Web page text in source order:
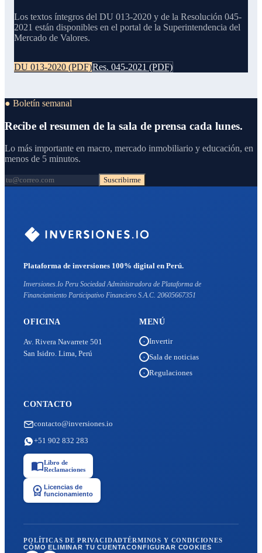
Los textos íntegros del DU 013-2020 y de la Resolución 045-
2021 están disponibles en el portal de la Superintendencia del
Mercado de Valores.
DU 013-2020 (PDF)Res. 045-2021 (PDF)
● Boletín semanal
Recibe el resumen de la sala de prensa cada lunes.
Lo más importante en macro, mercado inmobiliario y educación, en
menos de 5 minutos.
Suscribirme
Plataforma de inversiones 100% digital en Perú.
Inversiones.Io Peru Sociedad Administradora de Plataforma de
Financiamiento Participativo Financiero S.A.C. 20605667351
OFICINA
Av. Rivera Navarrete 501
San Isidro. Lima, Perú
MENÚ
› Invertir
› Sala de noticias
› Regulaciones
CONTACTO
contacto@inversiones.io
+51 902 832 283
Libro de
Reclamaciones
Licencias de
funcionamiento
POLÍTICAS DE PRIVACIDADTÉRMINOS Y CONDICIONES
CÓMO ELIMINAR TU CUENTACONFIGURAR COOKIES